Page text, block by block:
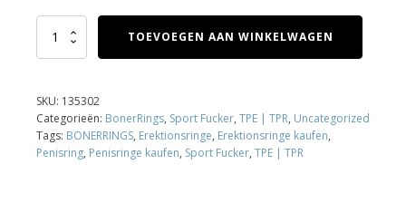
Boner
Expansion
Red
aantal
TOEVOEGEN AAN WINKELWAGEN
SKU: 135302
Categorieën: BonerRings, Sport Fucker, TPE | TPR, Uncategorized
Tags: BONERRINGS, Erektionsringe, Erektionsringe kaufen,
Penisring, Penisringe kaufen, Sport Fucker, TPE | TPR